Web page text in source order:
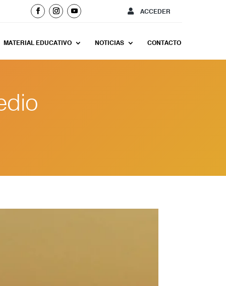
ACCEDER
MATERIAL EDUCATIVO NOTICIAS CONTACTO